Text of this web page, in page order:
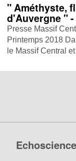
" Améthyste,
d'Auvergne "
Presse Massif
Printemps 2018
le Massif Central